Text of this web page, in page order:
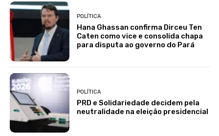
POLÍTICA
Hana Ghassan confirma Dirceu Ten
Caten como vice e consolida chapa
para disputa ao governo do Pará
POLÍTICA
PRD e Solidariedade decidem pela
neutralidade na eleição presidencial